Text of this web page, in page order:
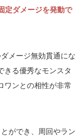
定ダメージを発動で
メージ無効貫通にな
きる優秀なモンスタ
ワンとの相性が非常
ができ、周回やラン